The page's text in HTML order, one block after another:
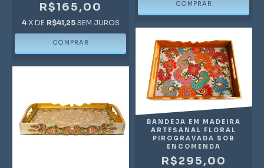
R$165,00
4 X DE R$41,25 SEM JUROS
BANDEJA EM MADEIRA
ARTESANAL FLORAL
PIROGRAVADA SOB
ENCOMENDA
R$295,00